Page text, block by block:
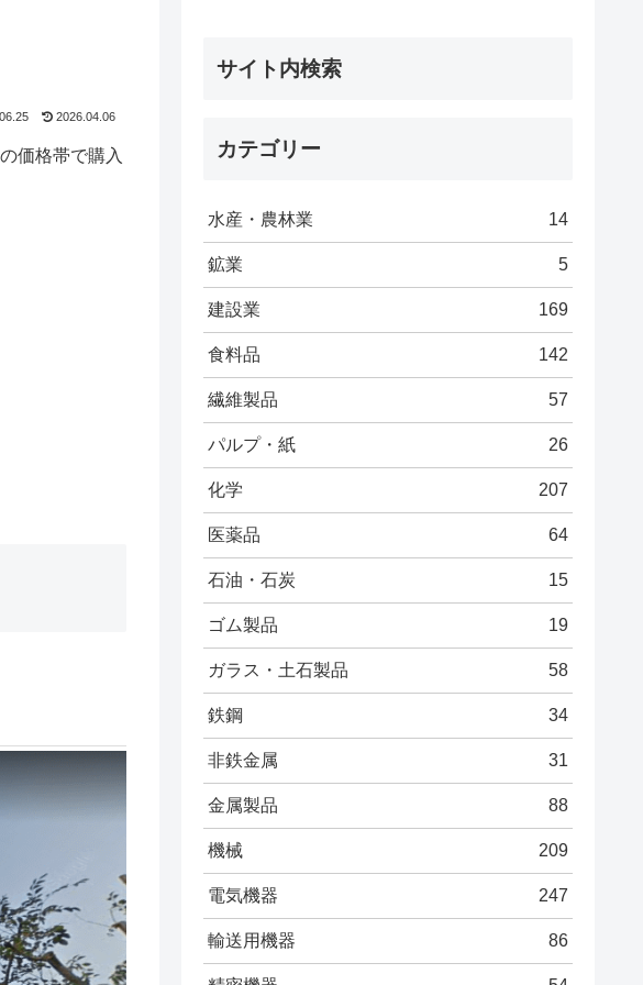
2026.04.06
価格帯で購入
サイト内検索
カテゴリー
水産・農林業 14
鉱業 5
建設業 169
食料品 142
繊維製品 57
パルプ・紙 26
化学 207
医薬品 64
石油・石炭 15
ゴム製品 19
ガラス・土石製品 58
鉄鋼 34
非鉄金属 31
金属製品 88
機械 209
電気機器 247
輸送用機器 86